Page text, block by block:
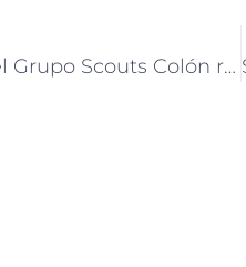
El municipio y el Grupo Scouts Colón realizaron una jornada de conservación en la Reserva Río de los Pájaros